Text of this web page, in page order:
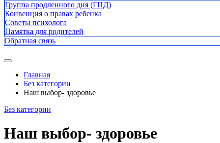
Группа продленного дня (ГПД)
Конвенция о правах ребенка
Советы психолога
Памятка для родителей
Обратная связь
Главная
Без категории
Наш выбор- здоровье
Без категории
Наш выбор- здоровье